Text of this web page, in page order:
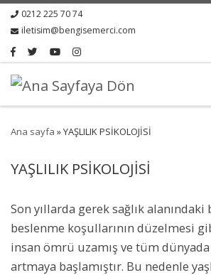
0212 225 70 74
iletisim@bengisemerci.com
Ana sayfa »YAŞLILIK PSİKOLOJİSİ
YAŞLILIK PSİKOLOJİSİ
Son yıllarda gerek sağlık
beslenme koşullarının düzelmesi
insan ömrü uzamış ve tüm
artmaya başlamıştır. Bu nedenle